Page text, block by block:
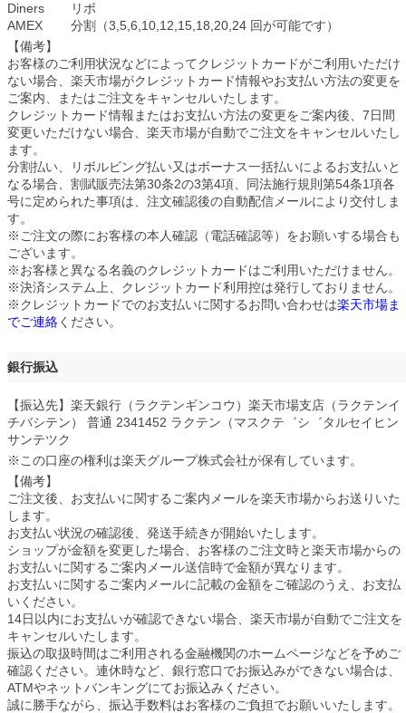
Diners
リボ
AMEX
分割（3,5,6,10,12,15,18,20,24 回が可能です）
【備考】
お客様のご利用状況などによってクレジットカードがご利用いただけ
ない場合、楽天市場がクレジットカード情報やお支払い方法の変更を
ご案内、またはご注文をキャンセルいたします。
クレジットカード情報またはお支払い方法の変更をご案内後、7日間
変更いただけない場合、楽天市場が自動でご注文をキャンセルいたし
ます。
分割払い、リボルビング払い又はボーナス一括払いによるお支払いと
なる場合、割賦販売法第30条2の3第4項、同法施行規則第54条1項各
号に定められた事項は、注文確認後の自動配信メールにより交付しま
す。
※ご注文の際にお客様の本人確認（電話確認等）をお願いする場合も
ございます。
※お客様と異なる名義のクレジットカードはご利用いただけません。
※決済システム上、クレジットカード利用控は発行しておりません。
※クレジットカードでのお支払いに関するお問い合わせは楽天市場ま
でご連絡ください。
銀行振込
【振込先】楽天銀行（ラクテンギンコウ）楽天市場支店（ラクテンイ
チバシテン） 普通 2341452 ラクテン（マスクテ゛シ゛タルセイヒン
サンテツク
※この口座の権利は楽天グループ株式会社が保有しています。
【備考】
ご注文後、お支払いに関するご案内メールを楽天市場からお送りいた
します。
お支払い状況の確認後、発送手続きが開始いたします。
ショップが金額を変更した場合、お客様のご注文時と楽天市場からの
お支払いに関するご案内メール送信時で金額が異なります。
お支払いに関するご案内メールに記載の金額をご確認のうえ、お支払
いください。
14日以内にお支払いが確認できない場合、楽天市場が自動でご注文を
キャンセルいたします。
振込の取扱時間はご利用される金融機関のホームページなどを予めご
確認ください。連休時など、銀行窓口でお振込みができない場合は、
ATMやネットバンキングにてお振込みください。
誠に勝手ながら、振込手数料はお客様のご負担でお願いいたします。